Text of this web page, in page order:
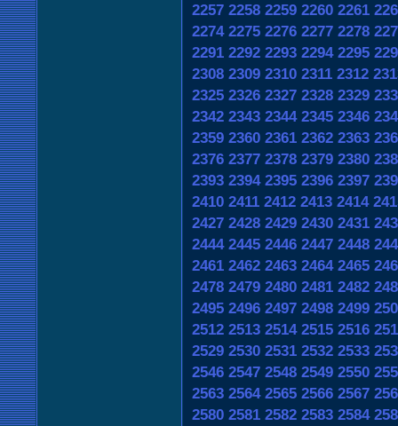
2257 2258 2259 2260 2261
2274 2275 2276 2277 2278
2291 2292 2293 2294 2295
2308 2309 2310 2311 2312
2325 2326 2327 2328 2329
2342 2343 2344 2345 2346
2359 2360 2361 2362 2363
2376 2377 2378 2379 2380
2393 2394 2395 2396 2397
2410 2411 2412 2413 2414
2427 2428 2429 2430 2431
2444 2445 2446 2447 2448
2461 2462 2463 2464 2465
2478 2479 2480 2481 2482
2495 2496 2497 2498 2499
2512 2513 2514 2515 2516
2529 2530 2531 2532 2533
2546 2547 2548 2549 2550
2563 2564 2565 2566 2567
2580 2581 2582 2583 2584